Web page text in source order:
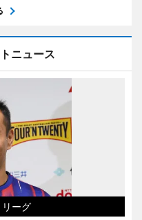
ニュース
ーグ